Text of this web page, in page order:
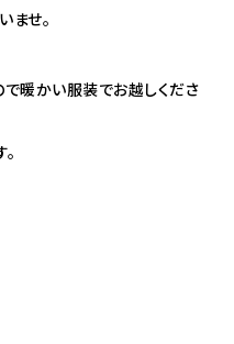
ませ。
で暖かい服装でお越しくださ